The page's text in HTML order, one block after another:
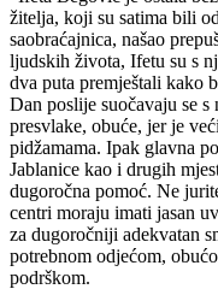
žitelja, koji su satima bili
saobraćajnica, našao
ljudskih života, Ifetu su s
dva puta premještali kako
Dan poslije suočavaju se s
presvlake, obuće, jer je
pidžamama. Ipak glavna
Jablanice kao i drugih
dugoročna pomoć. Ne
centri moraju imati jasan
za dugoročniji adekvatan
potrebnom odjećom,
podrškom.